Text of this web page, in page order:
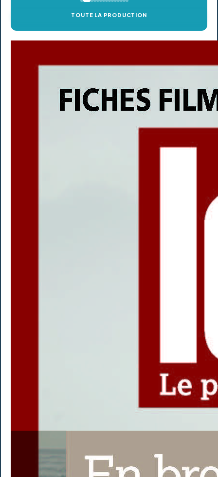
TOUTE LA PRODUCTION